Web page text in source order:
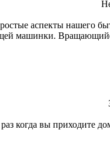
аспекты нашего
машинки.
когда вы приходите